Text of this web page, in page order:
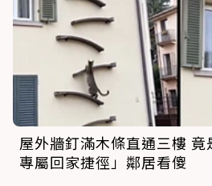
屋外牆釘滿木條直通三樓
專屬回家捷徑」鄰居看傻